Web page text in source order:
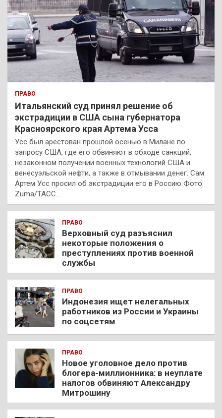
ПРАВО
Итальянский суд принял решение об
экстрадиции в США сына губернатора
Красноярского края Артема Усса
Усс был арестован прошлой осенью в Милане по
запросу США, где его обвиняют в обходе санкций,
незаконном получении военных технологий США и
венесуэльской нефти, а также в отмывании денег. Сам
Артем Усс просил об экстрадиции его в Россию Фото:
Zuma/ТАСС…
ПРАВО
Верховный суд разъяснил
некоторые положения о
преступлениях против военной
службы
ПРАВО
Индонезия ищет нелегальных
работников из России и Украины
по соцсетям
ПРАВО
Новое уголовное дело против
блогера-миллионника: в неуплате
налогов обвиняют Александру
Митрошину